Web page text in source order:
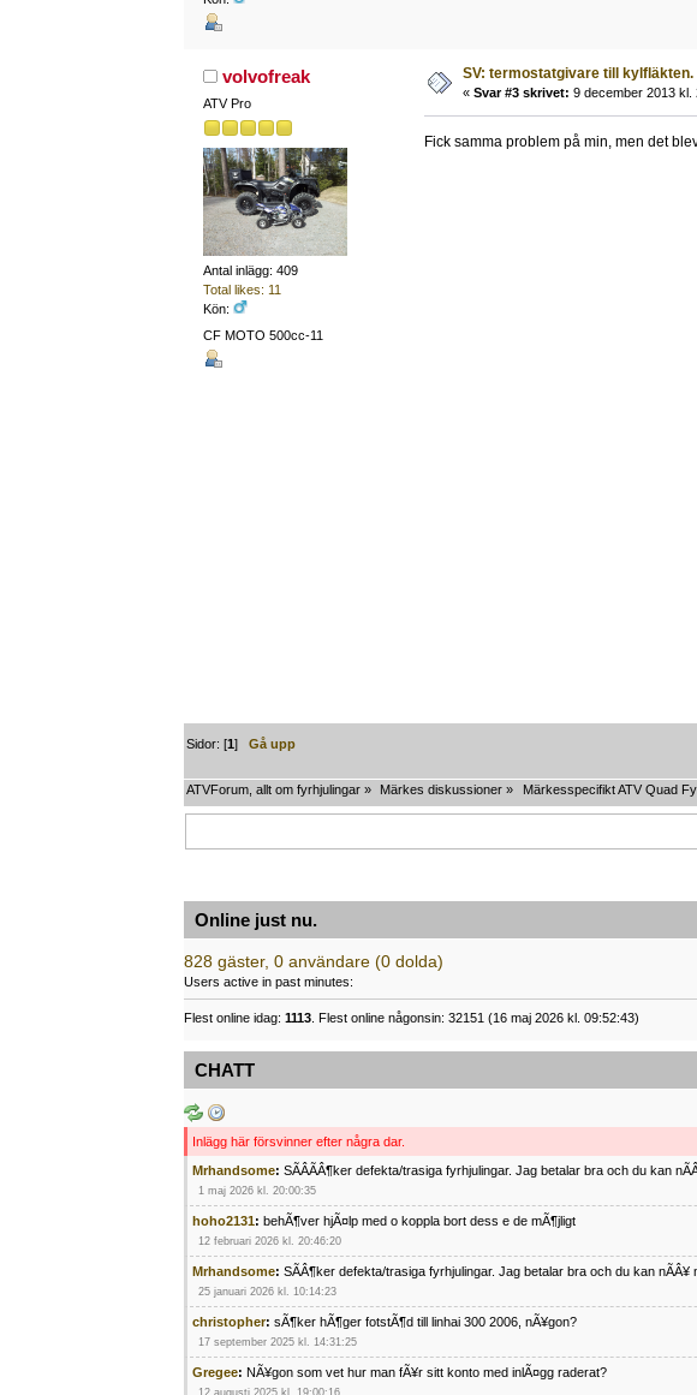
volvofreak
ATV Pro
Antal inlägg: 409
Total likes: 11
Kön:
CF MOTO 500cc-11
SV: termostatgivare till kylfläkten.
« Svar #3 skrivet: 9 december 2013 kl.
Fick samma problem på min, men det
Sidor: [1]Gå upp
ATVForum, allt om fyrhjulingar » Märkes diskussioner » Märkesspecifikt ATV Quad
Online just nu.
828 gäster, 0 användare (0 dolda)
Users active in past minutes:
Flest online idag: 1113 . Flest online någonsin: 32151 (16 maj 2026 kl. 09:52:43)
CHATT
Inlägg här försvinner efter några dar.
Mrhandsome: SÃÂÃÂ¶ker defekta/trasiga fyrhjulingar. Jag betalar bra och du kan
1 maj 2026 kl. 20:00:35
hoho2131: behÃ¶ver hjÃ¤lp med o koppla bort dess e de mÃ¶jligt
12 februari 2026 kl. 20:46:20
Mrhandsome: SÃÂ¶ker defekta/trasiga fyrhjulingar. Jag betalar bra och du kan
25 januari 2026 kl. 10:14:23
christopher: sÃ¶ker hÃ¶ger fotstÃ¶d till linhai 300 2006, nÃ¥gon?
17 september 2025 kl. 14:31:25
Gregee: NÃ¥gon som vet hur man fÃ¥r sitt konto med inlÃ¤gg raderat?